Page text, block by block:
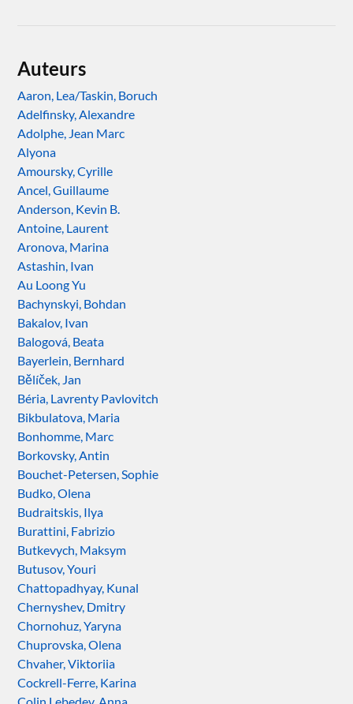
Auteurs
Aaron, Lea/Taskin, Boruch
Adelfinsky, Alexandre
Adolphe, Jean Marc
Alyona
Amoursky, Cyrille
Ancel, Guillaume
Anderson, Kevin B.
Antoine, Laurent
Aronova, Marina
Astashin, Ivan
Au Loong Yu
Bachynskyi, Bohdan
Bakalov, Ivan
Balogová, Beata
Bayerlein, Bernhard
Bělíček, Jan
Béria, Lavrenty Pavlovitch
Bikbulatova, Maria
Bonhomme, Marc
Borkovsky, Antin
Bouchet-Petersen, Sophie
Budko, Olena
Budraitskis, Ilya
Burattini, Fabrizio
Butkevych, Maksym
Butusov, Youri
Chattopadhyay, Kunal
Chernyshev, Dmitry
Chornohuz, Yaryna
Chuprovska, Olena
Chvaher, Viktoriia
Cockrell-Ferre, Karina